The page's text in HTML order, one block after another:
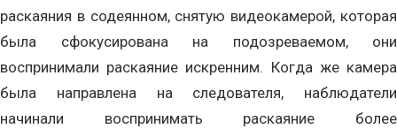
раскаяния в содеянном, снятую видеокамерой, которая
была сфокусирована на подозреваемом, они
воспринимали раскаяние искренним. Когда же камера
была направлена на следователя, наблюдатели
начинали воспринимать раскаяние более